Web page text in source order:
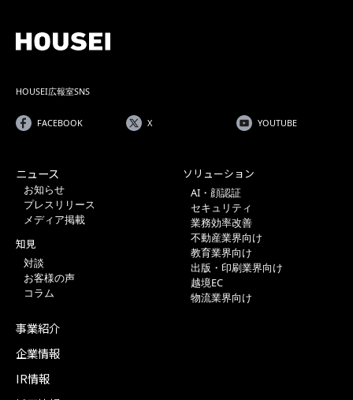
HOUSEI広報室SNS
FACEBOOK X YOUTUBE
ニュース
お知らせ
プレスリリース
メディア掲載
知見
対談
お客様の声
コラム
ソリューション
AI・顔認証
セキュリティ
業務効率改善
不動産業界向け
教育業界向け
出版・印刷業界向け
越境EC
物流業界向け
事業紹介
企業情報
IR情報